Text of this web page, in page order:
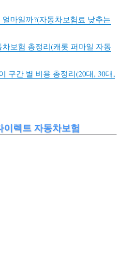
마일까?(자동차보험료 낮추는
보험 총정리(캐롯 퍼마일 자동
구간 별 비용 총정리(20대, 30대,
이렉트 자동차보험